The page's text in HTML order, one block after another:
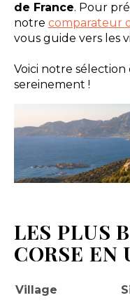
de France. Pour
notre comparateur
vous guide vers les
Voici notre sélection
sereinement !
LES PLUS
CORSE EN
Village